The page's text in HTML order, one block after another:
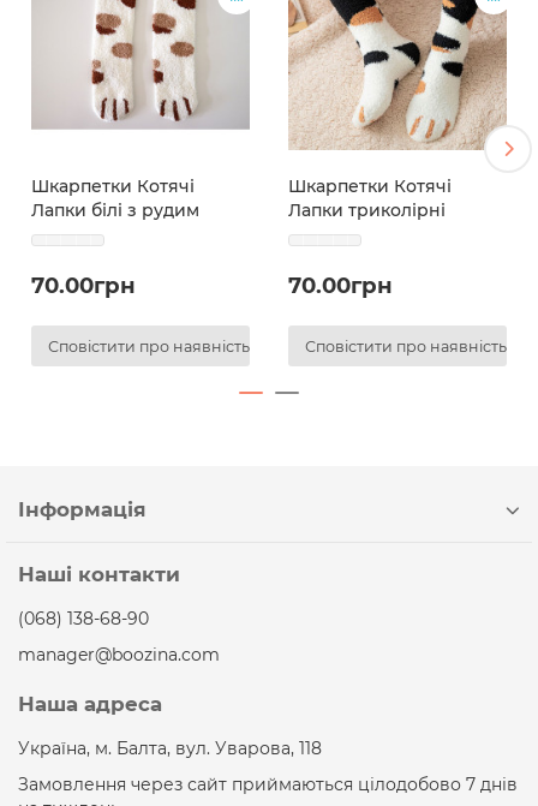
Шкарпетки Котячі
Лапки білі з рудим
70.00грн
Сповістити про наявність
Шкарпетки Котячі
Лапки триколірні
70.00грн
Сповістити про наявність
Інформація
Наші контакти
(068) 138-68-90
manager@boozina.com
Наша адреса
Україна, м. Балта, вул. Уварова, 118
Замовлення через сайт приймаються цілодобово 7 днів